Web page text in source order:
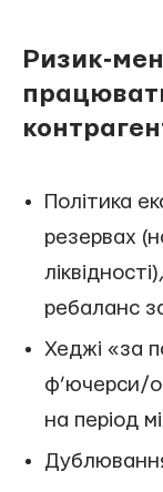
Політика
резервах
ребаланс
Хеджі «за
ф’ючерси/
на період